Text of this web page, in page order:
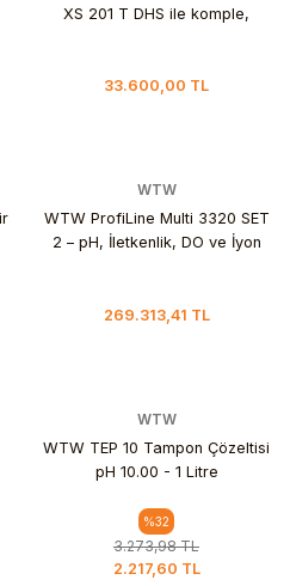
XS 201 T DHS ile komple,
33.600,00 TL
WTW
WTW ProfiLine Multi 3320 SET
2 – pH, İletkenlik, DO ve İyon
269.313,41 TL
WTW
WTW TEP 10 Tampon Çözeltisi
pH 10.00 - 1 Litre
%32
3.273,98 TL
2.217,60 TL